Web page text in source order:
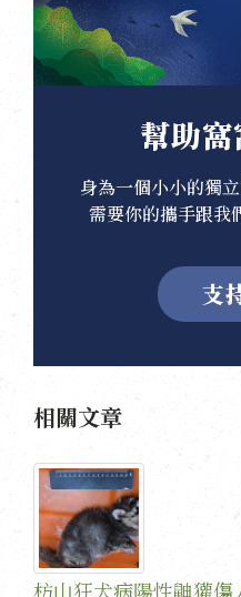
幫助
身為一個小小的獨
需要你的攜手跟我
支
相關文章
枋山狂犬病陽性鼬獾